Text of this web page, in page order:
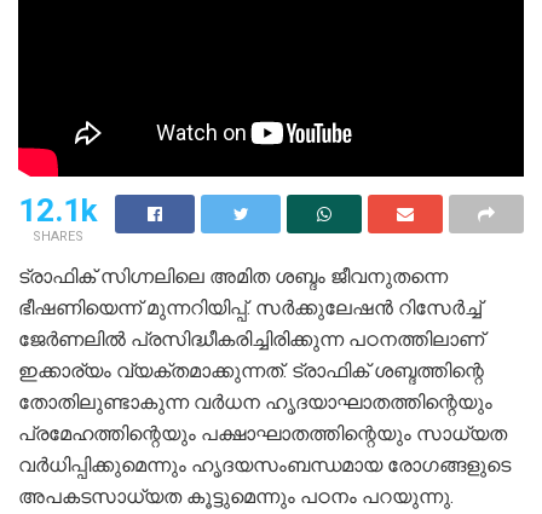
12.1k
SHARES
ട്രാഫിക് സിഗ്നലിലെ അമിത ശബ്ദം ജീവനുതന്നെ
ഭീഷണിയെന്ന് മുന്നറിയിപ്പ്. സര്‍ക്കുലേഷന്‍ റിസേര്‍ച്ച്
ജേര്‍ണലില്‍ പ്രസിദ്ധീകരിച്ചിരിക്കുന്ന പഠനത്തിലാണ്
ഇക്കാര്യം വ്യക്തമാക്കുന്നത്. ട്രാഫിക് ശബ്ദത്തിന്റെ
തോതിലുണ്ടാകുന്ന വര്‍ധന ഹൃദയാഘാതത്തിന്റെയും
പ്രമേഹത്തിന്റെയും പക്ഷാഘാതത്തിന്റെയും സാധ്യത
വര്‍ധിപ്പിക്കുമെന്നും ഹൃദയസംബന്ധമായ രോഗങ്ങളുടെ
അപകടസാധ്യത കൂട്ടുമെന്നും പഠനം പറയുന്നു.